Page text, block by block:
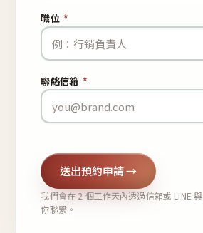
職位 *
聯絡信箱 *
送出預約申請 →
我們會在 2 個工作天內透過信箱或 LINE 與
你聯繫。